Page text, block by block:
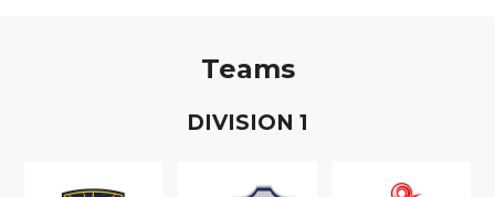
Teams
DIVISION 1